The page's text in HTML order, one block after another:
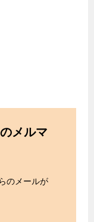
メルマ
のメールが